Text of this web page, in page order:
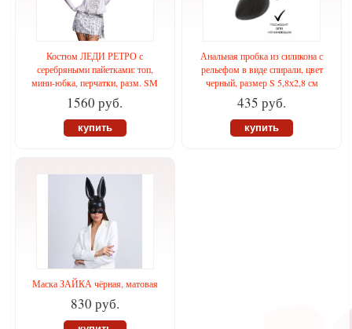
Костюм ЛЕДИ РЕТРО с
серебряными пайетками: топ,
мини-юбка, перчатки, разм. SM
1560 руб.
купить
Анальная пробка из силикона с
рельефом в виде спирали, цвет
черный, размер S 5,8х2,8 см
435 руб.
купить
Маска ЗАЙКА чёрная, матовая
830 руб.